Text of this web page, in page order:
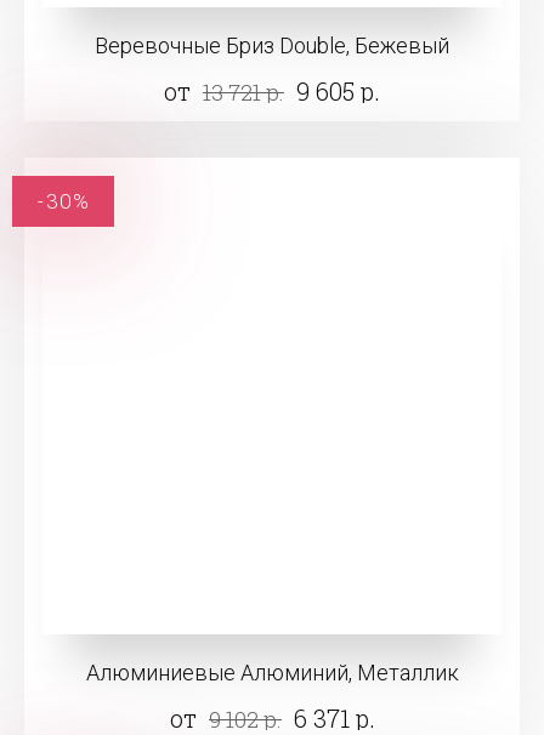
Веревочные Бриз Double, Бежевый
от 13 721 р. 9 605 р.
Алюминиевые Алюминий, Металлик
от 9 102 р. 6 371 р.
-30%